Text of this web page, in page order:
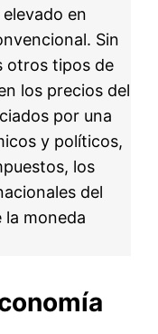
en
Sin
otros tipos de
los precios del
por una
y políticos,
los
del
la moneda